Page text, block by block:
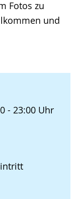
Fotos zu
und
- 23:00 Uhr